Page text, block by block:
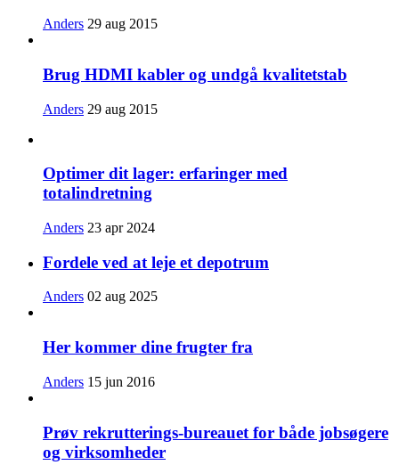
Anders 29 aug 2015
Brug HDMI kabler og undgå kvalitetstab
Anders 29 aug 2015
Optimer dit lager: erfaringer med
totalindretning
Anders 23 apr 2024
Fordele ved at leje et depotrum
Anders 02 aug 2025
Her kommer dine frugter fra
Anders 15 jun 2016
Prøv rekrutterings-bureauet for både jobsøgere
og virksomheder